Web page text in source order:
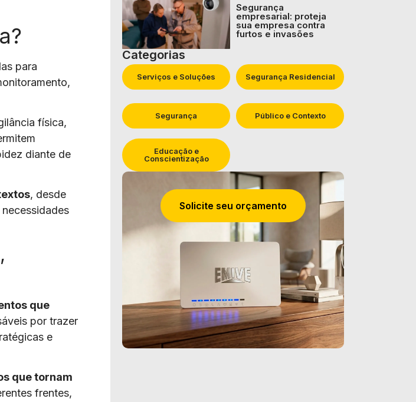
para
física,
diante de
, desde
que
por trazer
e
que tornam
frentes,
Segurança
empresarial: proteja
sua empresa contra
furtos e invasões
Categorias
Serviços e Soluções Segurança Residencial
Segurança Público e Contexto
Educação e
Conscientização
Solicite seu orçamento